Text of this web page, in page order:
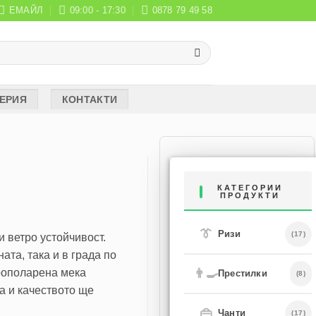
ЕМАЙЛ 09:00 - 17:30 0878 79 49 58
КОНТАКТИ
устойчивост.
така и в града по
мека
и качеството ще
КАТЕГОРИИ
ПРОДУКТИ
👔 Ризи (17)
👨‍🍳Престилки (8)
Чанти (17)